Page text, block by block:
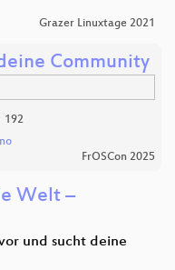
Grazer Linuxtage 2021
Community
192
FrOSCon 2025
Welt –
und sucht deine